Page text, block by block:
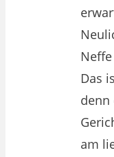
Das
denn
am